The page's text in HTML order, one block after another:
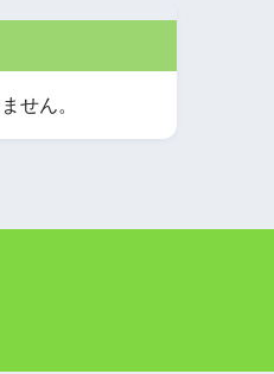
せん。